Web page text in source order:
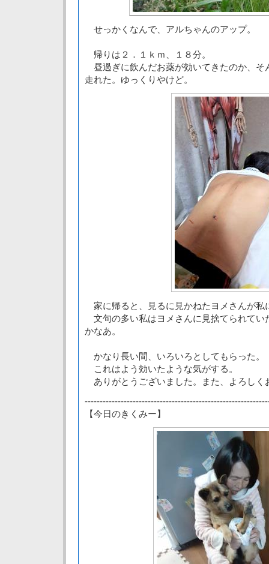
せっかくなんで、アルちゃんのアップ。
帰りは２．１ｋｍ、１８分。
昼過ぎに飲んだお薬が効いてきたのか、そ
走れた。ゆっくりやけど。
家に帰ると、見るに見かねたヨメさんが私
文句の多い私はヨメさんに見捨てられてい
かなあ。
かなり長い間、いろいろとしてもらった。
これはよう効いたような気がする。
ありがとうございました。また、よろしく
【今日のきくみー】